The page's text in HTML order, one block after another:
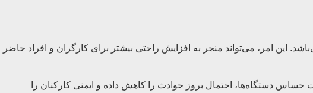
این امر، می‌تواند منجر به افزایش راحتی بیشتر برای کارگران و افراد حاضر
دستگاه‌ها، احتمال بروز حوادث را کاهش داده و ایمنی کارکنان را